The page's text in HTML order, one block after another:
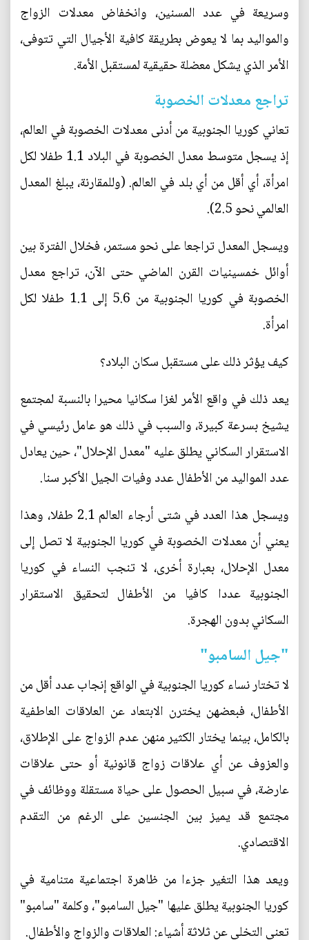
وسريعة في عدد المسنين، وانخفاض معدلات الزواج
والمواليد بما لا يعوض بطريقة كافية الأجيال التي تتوفى،
الأمر الذي يشكل معضلة حقيقية لمستقبل الأمة.
تراجع معدلات الخصوبة
تعاني كوريا الجنوبية من أدنى معدلات الخصوبة في العالم،
إذ يسجل متوسط معدل الخصوبة في البلاد 1.1 طفلا لكل
امرأة، أي أقل من أي بلد في العالم. (وللمقارنة، يبلغ المعدل
العالمي نحو 2.5).
ويسجل المعدل تراجعا على نحو مستمر، فخلال الفترة بين
أوائل خمسينيات القرن الماضي حتى الآن، تراجع معدل
الخصوبة في كوريا الجنوبية من 5.6 إلى 1.1 طفلا لكل
امرأة.
كيف يؤثر ذلك على مستقبل سكان البلاد؟
يعد ذلك في واقع الأمر لغزا سكانيا محيرا بالنسبة لمجتمع
يشيخ بسرعة كبيرة، والسبب في ذلك هو عامل رئيسي في
الاستقرار السكاني يطلق عليه "معدل الإحلال"، حين يعادل
عدد المواليد من الأطفال عدد وفيات الجيل الأكبر سنا.
ويسجل هذا العدد في شتى أرجاء العالم 2.1 طفلا، وهذا
يعني أن معدلات الخصوبة في كوريا الجنوبية لا تصل إلى
معدل الإحلال، بعبارة أخرى، لا تنجب النساء في كوريا
الجنوبية عددا كافيا من الأطفال لتحقيق الاستقرار
السكاني بدون الهجرة.
"جيل السامبو"
لا تختار نساء كوريا الجنوبية في الواقع إنجاب عدد أقل من
الأطفال، فبعضهن يخترن الابتعاد عن العلاقات العاطفية
بالكامل، بينما يختار الكثير منهن عدم الزواج على الإطلاق،
والعزوف عن أي علاقات زواج قانونية أو حتى علاقات
عارضة، في سبيل الحصول على حياة مستقلة ووظائف في
مجتمع قد يميز بين الجنسين على الرغم من التقدم
الاقتصادي.
ويعد هذا التغير جزءا من ظاهرة اجتماعية متنامية في
كوريا الجنوبية يطلق عليها "جيل السامبو"، وكلمة "سامبو"
تعني التخلي عن ثلاثة أشياء: العلاقات والزواج والأطفال.